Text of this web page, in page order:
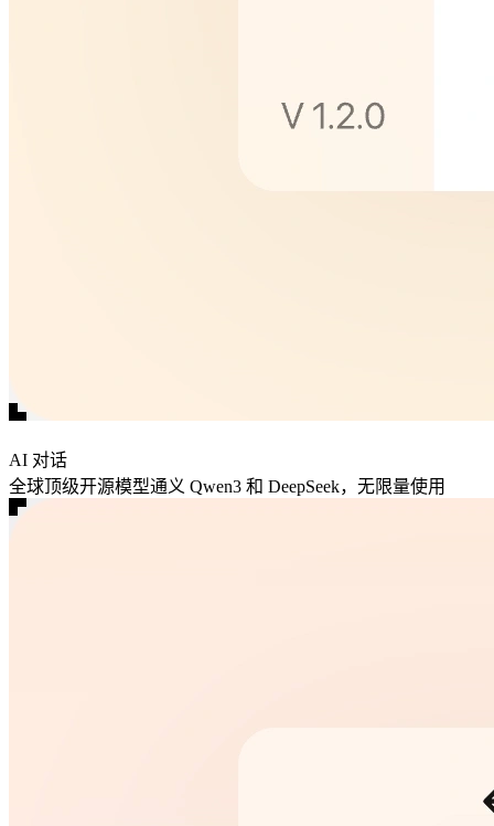
AI 对话
全球顶级开源模型通义 Qwen3 和 DeepSeek，无限量使用